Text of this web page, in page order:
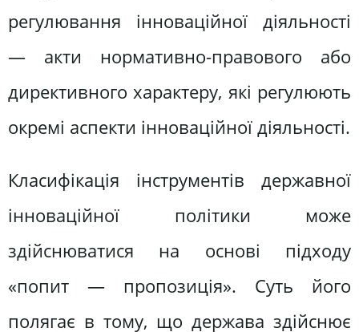
регулювання інноваційної діяльності
— акти нормативно-правового або
директивного характеру, які регулюють
окремі аспекти інноваційної діяльності.
Класифікація інструментів державної
інноваційної політики може
здійснюватися на основі підходу
«попит — пропозиція». Суть його
полягає в тому, що держава здійснює